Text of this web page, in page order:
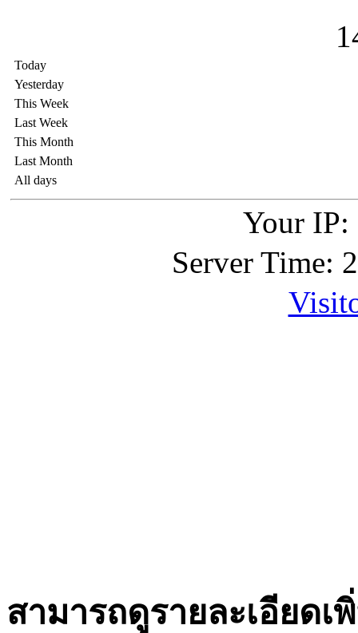
1
Today
Yesterday
This Week
Last Week
This Month
Last Month
All days
Your IP:
Server Time:
สามารถดูรายละเอียดเ